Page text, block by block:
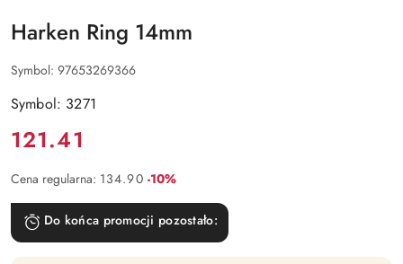
Harken Ring 14mm
Symbol: 97653269366
Symbol: 3271
Cena:
121.41
Cena regularna: 134.90 Rabat:
-10%
Do końca promocji pozostało: